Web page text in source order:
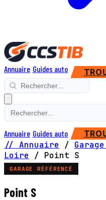
Annuaire Guides auto
Annuaire Guides auto
// Annuaire /
Loire
/ Point S
GARAGE RÉFÉRENCÉ
Point S